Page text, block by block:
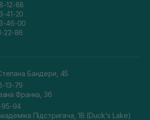
12-88
41-20
46-00
22-86
Бандери, 45
13-79
Франка, 36
95-94
Підстригача, 1В (Duck's Lake)